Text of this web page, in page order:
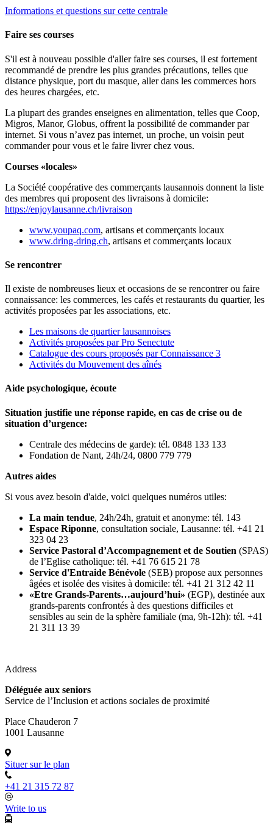
Informations et questions sur cette centrale
Faire ses courses
S'il est à nouveau possible d'aller faire ses courses, il est fortement
recommandé de prendre les plus grandes précautions, telles que
distance physique, port du masque, aller dans les commerces hors
des heures chargées, etc.
La plupart des grandes enseignes en alimentation, telles que Coop,
Migros, Manor, Globus, offrent la possibilité de commander par
internet. Si vous n’avez pas internet, un proche, un voisin peut
commander pour vous et le faire livrer chez vous.
Courses «locales»
La Société coopérative des commerçants lausannois donnent la liste
des membres qui proposent des livraisons à domicile:
https://enjoylausanne.ch/livraison
www.youpaq.com, artisans et commerçants locaux
www.dring-dring.ch, artisans et commerçants locaux
Se rencontrer
Il existe de nombreuses lieux et occasions de se rencontrer ou faire
connaissance: les commerces, les cafés et restaurants du quartier, les
activités proposées par les associations, etc.
Les maisons de quartier lausannoises
Activités proposées par Pro Senectute
Catalogue des cours proposés par Connaissance 3
Activités du Mouvement des aînés
Aide psychologique, écoute
Situation justifie une réponse rapide, en cas de crise ou de
situation d’urgence:
Centrale des médecins de garde): tél. 0848 133 133
Fondation de Nant, 24h/24, 0800 779 779
Autres aides
Si vous avez besoin d'aide, voici quelques numéros utiles:
La main tendue, 24h/24h, gratuit et anonyme: tél. 143
Espace Riponne, consultation sociale, Lausanne: tél. +41 21
323 04 23
Service Pastoral d’Accompagnement et de Soutien (SPAS)
de l’Eglise catholique: tél. +41 76 615 21 78
Service d'Entraide Bénévole (SEB) propose aux personnes
âgées et isolée des visites à domicile: tél. +41 21 312 42 11
«Etre Grands-Parents…aujourd’hui» (EGP), destinée aux
grands-parents confrontés à des questions difficiles et
sensibles au sein de la sphère familiale (ma, 9h-12h): tél. +41
21 311 13 39
Address
Déléguée aux seniors
Service de l’Inclusion et actions sociales de proximité
Place Chauderon 7
1001 Lausanne
Situer sur le plan
+41 21 315 72 87
Write to us